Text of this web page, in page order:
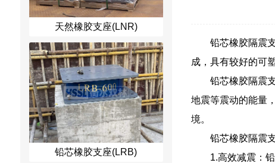
天然橡胶支座(LNR)
铅芯橡胶支座(LRB)
铅芯橡胶隔震
成，具有较好的可
铅芯橡胶隔震
地震等震动的能量
境。
铅芯橡胶隔震
1.高效减震：